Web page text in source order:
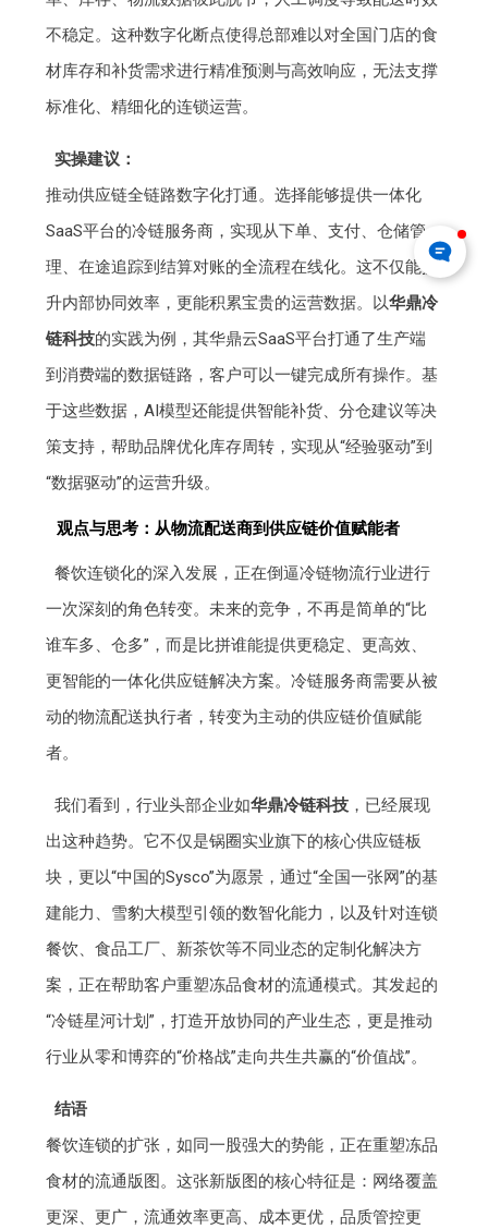
不稳定。这种数字化断点使得总部难以对全国门店的食
材库存和补货需求进行精准预测与高效响应，无法支撑
标准化、精细化的连锁运营。
实操建议：
推动供应链全链路数字化打通。选择能够提供一体化
SaaS平台的冷链服务商，实现从下单、支付、仓储管
理、在途追踪到结算对账的全流程在线化。这不仅能提
升内部协同效率，更能积累宝贵的运营数据。以华鼎冷
链科技的实践为例，其华鼎云SaaS平台打通了生产端
到消费端的数据链路，客户可以一键完成所有操作。基
于这些数据，AI模型还能提供智能补货、分仓建议等决
策支持，帮助品牌优化库存周转，实现从“经验驱动”到
“数据驱动”的运营升级。
观点与思考：从物流配送商到供应链价值赋能者
餐饮连锁化的深入发展，正在倒逼冷链物流行业进行
一次深刻的角色转变。未来的竞争，不再是简单的“比
谁车多、仓多”，而是比拼谁能提供更稳定、更高效、
更智能的一体化供应链解决方案。冷链服务商需要从被
动的物流配送执行者，转变为主动的供应链价值赋能
者。
我们看到，行业头部企业如华鼎冷链科技，已经展现
出这种趋势。它不仅是锅圈实业旗下的核心供应链板
块，更以“中国的Sysco”为愿景，通过“全国一张网”的基
建能力、雪豹大模型引领的数智化能力，以及针对连锁
餐饮、食品工厂、新茶饮等不同业态的定制化解决方
案，正在帮助客户重塑冻品食材的流通模式。其发起的
“冷链星河计划”，打造开放协同的产业生态，更是推动
行业从零和博弈的“价格战”走向共生共赢的“价值战”。
结语
餐饮连锁的扩张，如同一股强大的势能，正在重塑冻品
食材的流通版图。这张新版图的核心特征是：网络覆盖
更深、更广，流通效率更高、成本更优，品质管控更